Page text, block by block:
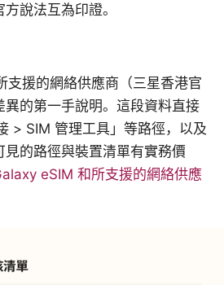
說法互為印證。
支援的網絡供應商（三星香港官
異的第一手說明。這段資料直接
> SIM 管理工具」等路徑，以及
見的路徑與裝置清單有實務價
eSIM 和所支援的網絡供應